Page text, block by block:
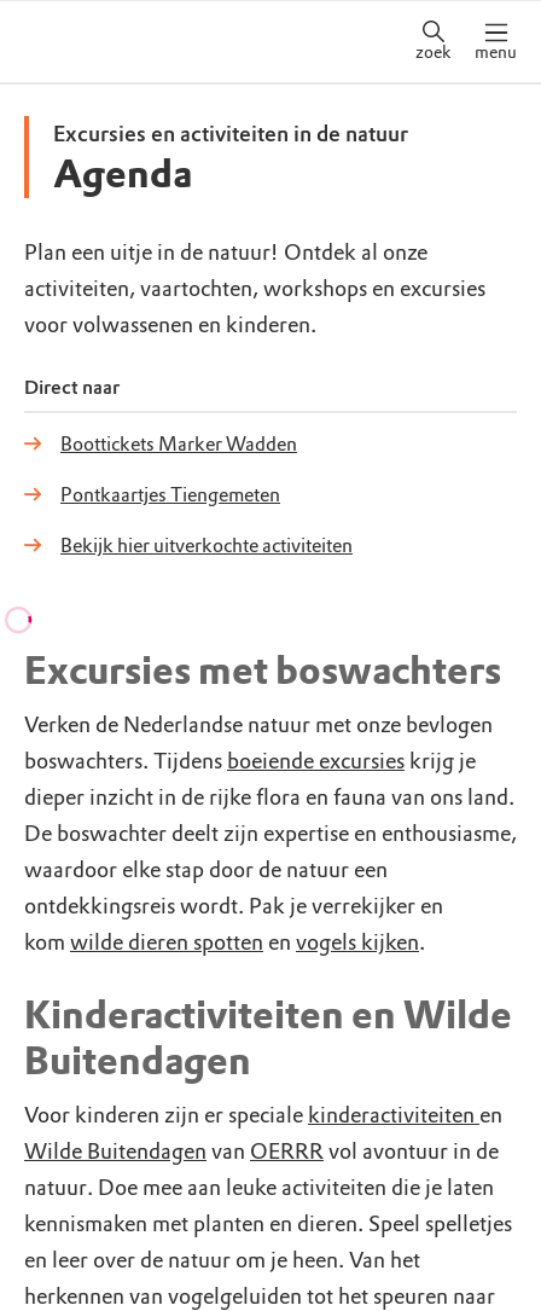
zoek menu
Excursies en activiteiten in de natuur
Agenda
Plan een uitje in de natuur! Ontdek al onze
activiteiten, vaartochten, workshops en excursies
voor volwassenen en kinderen.
Direct naar
Boottickets Marker Wadden
Pontkaartjes Tiengemeten
Bekijk hier uitverkochte activiteiten
Excursies met boswachters
Verken de Nederlandse natuur met onze bevlogen
boswachters. Tijdens boeiende excursies krijg je
dieper inzicht in de rijke flora en fauna van ons land.
De boswachter deelt zijn expertise en enthousiasme,
waardoor elke stap door de natuur een
ontdekkingsreis wordt. Pak je verrekijker en
kom wilde dieren spotten en vogels kijken.
Kinderactiviteiten en Wilde
Buitendagen
Voor kinderen zijn er speciale kinderactiviteiten en
Wilde Buitendagen van OERRRvol avontuur in de
natuur. Doe mee aan leuke activiteiten die je laten
kennismaken met planten en dieren. Speel spelletjes
en leer over de natuur om je heen. Van het
herkennen van vogelgeluiden tot het speuren naar